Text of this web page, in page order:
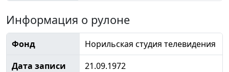
Информация о рулоне
Фонд
Норильская студия телевидения
Дата записи
21.09.1972